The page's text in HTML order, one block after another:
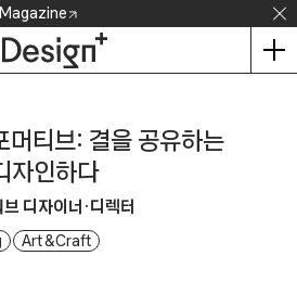
티브: 결을 공유하는
자인하다
디자이너·디렉터
Art & Craft